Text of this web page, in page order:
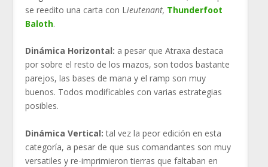
se reedito una carta con Lieutenant, Thunderfoot
Baloth.
Dinámica Horizontal: a pesar que Atraxa destaca
por sobre el resto de los mazos, son todos bastante
parejos, las bases de mana y el ramp son muy
buenos. Todos modificables con varias estrategias
posibles.
Dinámica Vertical: tal vez la peor edición en esta
categoría, a pesar de que sus comandantes son muy
versatiles y re-imprimieron tierras que faltaban en